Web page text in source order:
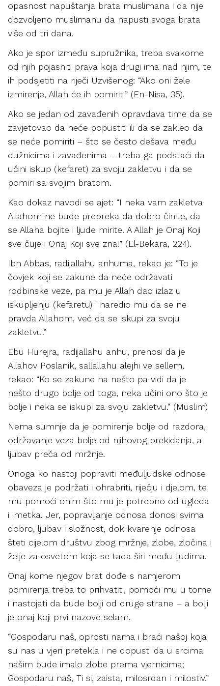
opasnost napuštanja brata muslimana i da nije
dozvoljeno muslimanu da napusti svoga brata
više od tri dana.
Ako je spor između supružnika, treba svakome
od njih pojasniti prava koja drugi ima nad njim, te
ih podsjetiti na riječi Uzvišenog: “Ako oni žele
izmirenje, Allah će ih pomiriti” (En-Nisa, 35).
Ako se jedan od zavađenih opravdava time da se
zavjetovao da neće popustiti ili da se zakleo da
se neće pomiriti – što se često dešava među
dužnicima i zavađenima – treba ga podstaći da
učini iskup (kefaret) za svoju zakletvu i da se
pomiri sa svojim bratom.
Kao dokaz navodi se ajet: “I neka vam zakletva
Allahom ne bude prepreka da dobro činite, da
se Allaha bojite i ljude mirite. A Allah je Onaj Koji
sve čuje i Onaj Koji sve zna!” (El-Bekara, 224).
Ibn Abbas, radijallahu anhuma, rekao je: “To je
čovjek koji se zakune da neće održavati
rodbinske veze, pa mu je Allah dao izlaz u
iskupljenju (kefaretu) i naredio mu da se ne
pravda Allahom, već da se iskupi za svoju
zakletvu.”
Ebu Hurejra, radijallahu anhu, prenosi da je
Allahov Poslanik, sallallahu alejhi ve sellem,
rekao: “Ko se zakune na nešto pa vidi da je
nešto drugo bolje od toga, neka učini ono što je
bolje i neka se iskupi za svoju zakletvu.“ (Muslim)
Nema sumnje da je pomirenje bolje od razdora,
održavanje veza bolje od njihovog prekidanja, a
ljubav preča od mržnje.
Onoga ko nastoji popraviti međuljudske odnose
obaveza je podržati i ohrabriti, riječju i djelom, te
mu pomoći onim što mu je potrebno od ugleda
i imetka. Jer, popravljanje odnosa donosi svima
dobro, ljubav i složnost, dok kvarenje odnosa
šteti cijelom društvu zbog mržnje, zlobe, zločina i
želje za osvetom koja se tada širi među ljudima.
Onaj kome njegov brat dođe s namjerom
pomirenja treba to prihvatiti, pomoći mu u tome
i nastojati da bude bolji od druge strane – a bolji
je onaj koji prvi nazove selam.
“Gospodaru naš, oprosti nama i braći našoj koja
su nas u vjeri pretekla i ne dopusti da u srcima
našim bude imalo zlobe prema vjernicima;
Gospodaru naš, Ti si, zaista, milosrdan i milostiv.”